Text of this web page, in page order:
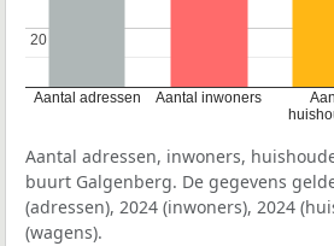
Aantal adressen Aantal inwoners
20
20
Aantal adressen, inwoners,
buurt Galgenberg. De gegevens
(adressen), 2024 (inwoners), 2024
(wagens).